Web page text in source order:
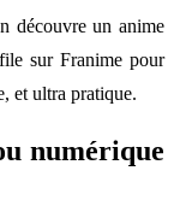
découvre un anime
sur Franime pour
et ultra pratique.
numérique